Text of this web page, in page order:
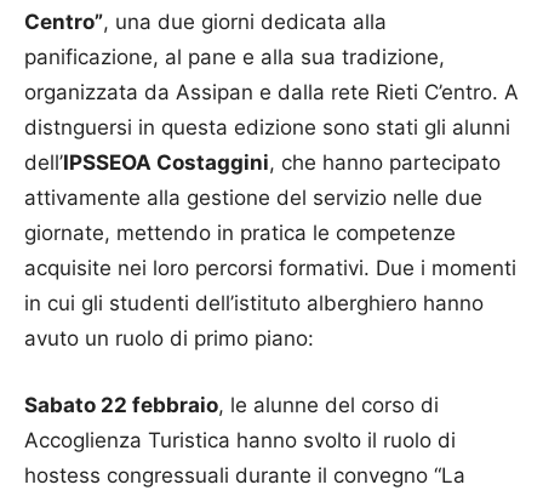
Centro”, una due giorni dedicata alla
panificazione, al pane e alla sua tradizione,
organizzata da Assipan e dalla rete Rieti C’entro. A
distnguersi in questa edizione sono stati gli alunni
dell’IPSSEOA Costaggini, che hanno partecipato
attivamente alla gestione del servizio nelle due
giornate, mettendo in pratica le competenze
acquisite nei loro percorsi formativi. Due i momenti
in cui gli studenti dell’istituto alberghiero hanno
avuto un ruolo di primo piano:
Sabato 22 febbraio, le alunne del corso di
Accoglienza Turistica hanno svolto il ruolo di
hostess congressuali durante il convegno “La